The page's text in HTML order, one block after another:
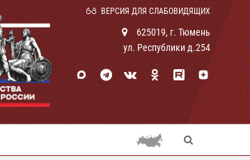
ВЕРСИЯ ДЛЯ СЛАБОВИДЯЩИХ
625019, г. Тюмень
ул. Республики д.254